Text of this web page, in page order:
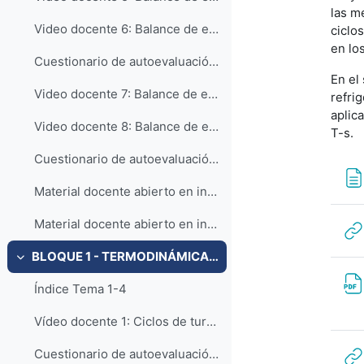
Video docente 6: Balance de entropía en sistemas cerrados (Parte 2)
Cuestionario de autoevaluación - Balance de entropía en sistemas cerrados
Video docente 7: Balance de entropía en sistemas abiertos (Parte 1)
Video docente 8: Balance de entropía en sistemas abiertos (Parte 2)
Cuestionario de autoevaluación - Balance de entropía en sistemas abiertos
Material docente abierto en inglés: Segundo Principio de la Termodinámica (Fuente: Moran, Shapiro, Boettner, Bailey - Fundamentals of Engineering Thermodynamics, 8th Edition)
Material docente abierto en inglés: La entropía y su utilización (Fuente: Moran, Shapiro, Boettner, Bailey - Fundamentals of Engineering Thermodynamics, 8th Edition)
Colapsar BLOQUE 1 - TERMODINÁMICA: Tema 4. Ciclos de turbina de gas
Índice Tema 1-4
Vídeo docente 1: Ciclos de turbina de gas
Cuestionario de autoevaluación - ciclos turbina gas
las
en
En el
T-s.